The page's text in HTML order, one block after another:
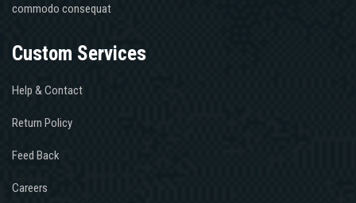
commodo consequat
Custom Services
Help & Contact
Return Policy
Feed Back
Careers